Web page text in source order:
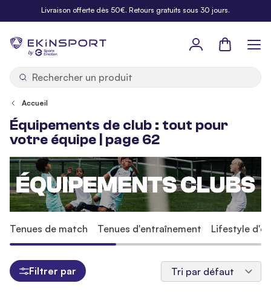
Allez au contenuLivraison offerte dès 50€. Retours gratuits sous 30 jours.
by
Panier
Accueil
Équipements de club : tout pour
votre équipe | page 62
Tenues de match Tenues d'entraînement Lifestyle
Filtrer par